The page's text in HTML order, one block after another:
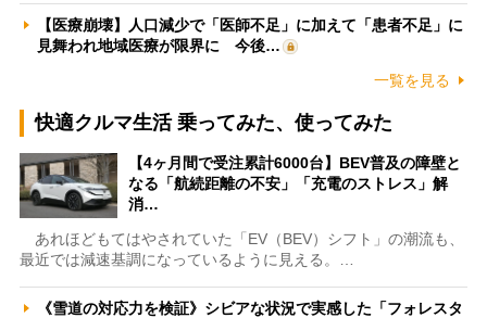
【医療崩壊】人口減少で「医師不足」に加えて「患者不足」に
見舞われ地域医療が限界に 今後…
一覧を見る
快適クルマ生活 乗ってみた、使ってみた
【4ヶ月間で受注累計6000台】BEV普及の障壁と
なる「航続距離の不安」「充電のストレス」解
消…
あれほどもてはやされていた「EV（BEV）シフト」の潮流も、
最近では減速基調になっているように見える。…
《雪道の対応力を検証》シビアな状況で実感した「フォレスタ